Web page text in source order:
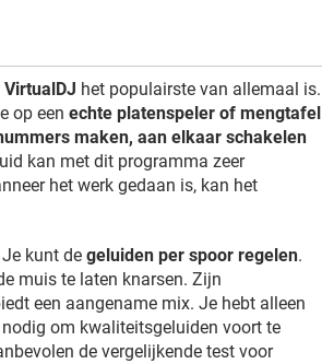
VirtualDJ het populairste van allemaal is.
op een echte platenspeler of mengtafel
maken, aan elkaar schakelen
kan met dit programma zeer
het werk gedaan is, kan het
kunt de geluiden per spoor regelen.
muis te laten knarsen. Zijn
een aangename mix. Je hebt alleen
om kwaliteitsgeluiden voort te
de vergelijkende test voor